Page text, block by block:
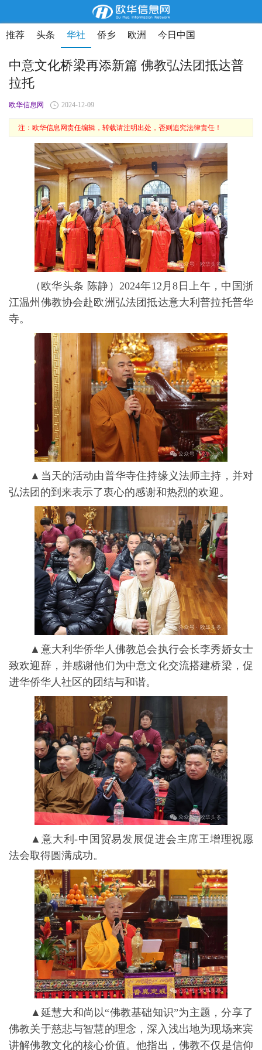
推荐 头条 华社 侨乡 欧洲 今日中国
中意文化桥梁再添新篇 佛教弘法团抵达普
拉托
欧华信息网 2024-12-09
注：欧华信息网责任编辑，转载请注明出处，否则追究法律责任！
（欧华头条 陈静）2024年12月8日上午，中国浙
江温州佛教协会赴欧洲弘法团抵达意大利普拉托普华
寺。
▲当天的活动由普华寺住持缘义法师主持，并对
弘法团的到来表示了衷心的感谢和热烈的欢迎。
▲意大利华侨华人佛教总会执行会长李秀娇女士
致欢迎辞，并感谢他们为中意文化交流搭建桥梁，促
进华侨华人社区的团结与和谐。
▲意大利-中国贸易发展促进会主席王增理祝愿
法会取得圆满成功。
▲延慧大和尚以“佛教基础知识”为主题，分享了
佛教关于慈悲与智慧的理念，深入浅出地为现场来宾
讲解佛教文化的核心价值。他指出，佛教不仅是信仰